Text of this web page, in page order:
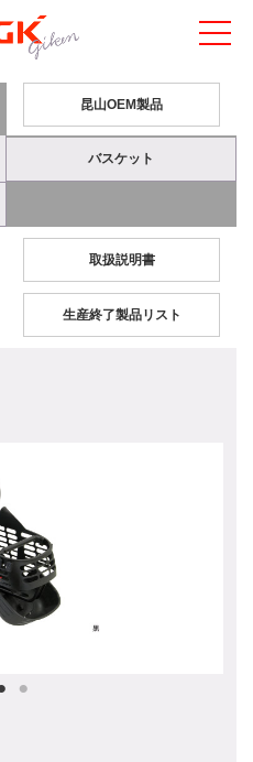
昆山OEM製品
バスケット
取扱説明書
生産終了製品リスト